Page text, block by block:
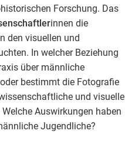
Forschung. Das
innen die
den visuellen und
In welcher Beziehung
über männliche
bestimmt die Fotografie
und visuelle
Auswirkungen haben
Jugendliche?